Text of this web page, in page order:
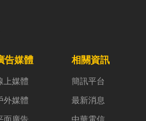
告媒體
上媒體
外媒體
相關資訊
簡訊平台
最新消息